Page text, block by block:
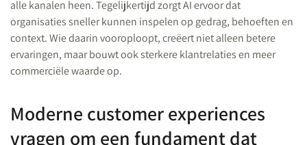
alle kanalen heen. Tegelijkertijd zorgt AI ervoor dat
organisaties sneller kunnen inspelen op gedrag, behoeften en
context. Wie daarin vooroploopt, creëert niet alleen betere
ervaringen, maar bouwt ook sterkere klantrelaties en meer
commerciële waarde op.
Moderne customer experiences
vragen om een fundament dat